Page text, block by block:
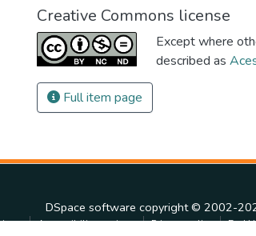
Creative Commons license
Except where
described as
Full item page
DSpace software copyright © 2002-
Accessibility settings Privacy policy End